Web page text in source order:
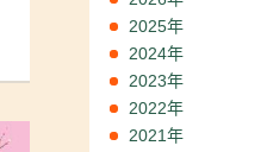
2025年
2024年
2023年
2022年
2021年